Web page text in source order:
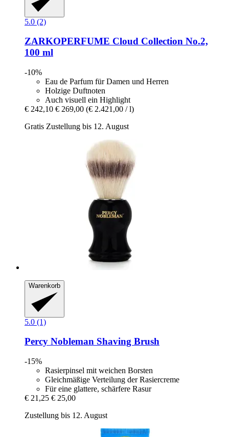
5.0 (2)
ZARKOPERFUME Cloud Collection No.2,
100 ml
-10%
Eau de Parfum für Damen und Herren
Holzige Duftnoten
Auch visuell ein Highlight
€ 242,10 € 269,00 (€ 2.421,00 / l)
Gratis Zustellung bis 12. August
Warenkorb
5.0 (1)
Percy Nobleman Shaving Brush
-15%
Rasierpinsel mit weichen Borsten
Gleichmäßige Verteilung der Rasiercreme
Für eine glattere, schärfere Rasur
€ 21,25 € 25,00
Zustellung bis 12. August